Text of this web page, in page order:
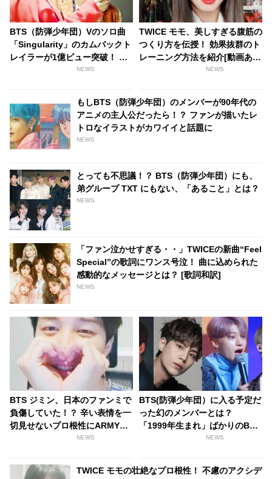
BTS（防弾少年団）Vのソロ曲
「Singularity」のカムバックト
レイラーが1億ビュー突破！ 公
開1年での大台乗せでYouTube
NEWS
TWICE モモ、美しすぎる腹筋の
つくり方を伝授！ 効果抜群のト
レーニング方法を紹介[動画あ
NEWS
もしBTS（防弾少年団）のメンバーが90年代の
アニメの主人公だったら！？ ファンが描いたレ
トロなイラストがカワイイと話題に
NEWS
とっても不思議！？ BTS（防弾少年団）にも、
弟グループ TXT にもない、「あること」とは？
NEWS
「ファン泣かせすぎる・・」TWICEの新曲“Feel
Special”の歌詞にワンス号泣！ 曲に込められた
感動的なメッセージとは？ [歌詞和訳]
NEWS
BTS ジミン、日本のファンミで
負傷していた！？ 辛い表情を一
切見せないプロ根性にARMY感
激… 素敵なパフォーマンスでフ
んなのヒーロー
NEWS
BTS(防弾少年団）に入る予定だ
った幻のメンバーとは？
「1999年生まれ」ばかりのBTS
とTXTの候補生を紹介
NEWS
TWICE モモの壮絶なプロ根性！ 不慮のアクシデ